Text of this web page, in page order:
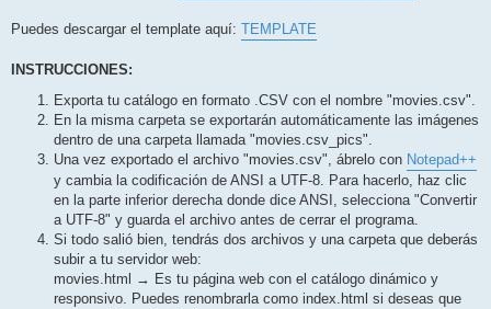
Puedes descargar el template aquí: TEMPLATE
INSTRUCCIONES:
Exporta tu catálogo en formato .CSV con el nombre "movies.csv".
En la misma carpeta se exportarán automáticamente las imágenes
dentro de una carpeta llamada "movies.csv_pics".
Una vez exportado el archivo "movies.csv", ábrelo con Notepad++
y cambia la codificación de ANSI a UTF-8. Para hacerlo, haz clic
en la parte inferior derecha donde dice ANSI, selecciona "Convertir
a UTF-8" y guarda el archivo antes de cerrar el programa.
Si todo salió bien, tendrás dos archivos y una carpeta que deberás
subir a tu servidor web:
movies.html → Es tu página web con el catálogo dinámico y
responsivo. Puedes renombrarla como index.html si deseas que